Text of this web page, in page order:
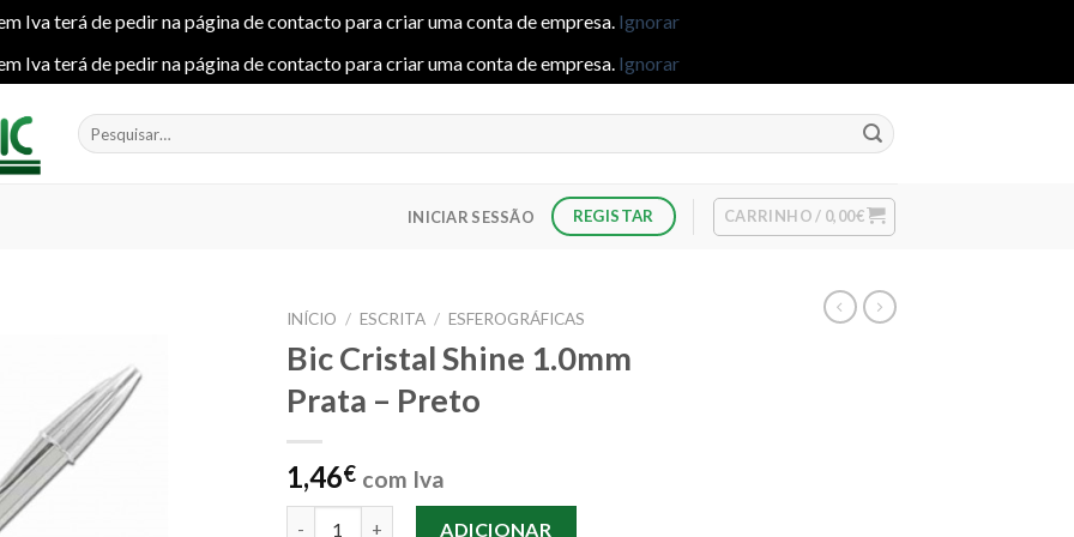
Iva terá de pedir na página de contacto para criar uma conta de empresa. Ignorar
Iva terá de pedir na página de contacto para criar uma conta de empresa. Ignorar
Pesquisar
por:
INICIAR SESSÃO REGISTAR CARRINHO / 0,00€
INÍCIO / ESCRITA / ESFEROGRÁFICAS
Bic Cristal Shine 1.0mm
Prata – Preto
1,46€ com Iva
ADICIONAR